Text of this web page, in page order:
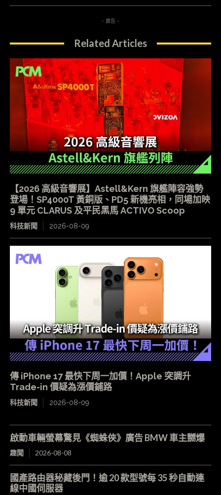
- 廣告 -
Related Articles
【2026 高級音響展】Astell&Kern 旗艦陣容強勢
登場！SP4000T 黃銅版、PD5 新機亮相，同場加映
9 單元 CLARUS 及平民黑馬 ACTIVO Scoop
科技新聞 2026-08-09
傳 iPhone 17 最快下周一加價！Apple 突調升
Trade-in 價疑為漲價鋪路
科技新聞 2026-08-09
啟動車輛螢幕驚見《蜘蛛俠》廣告 BMW 車主嬲爆
趣聞 2026-08-08
國產路由器秘藏後門！逾 20 款型號每 35 秒自動連
線中國伺服器